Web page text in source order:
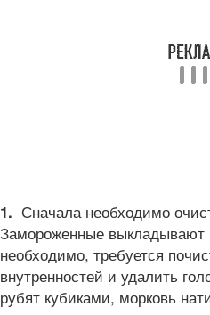
1. Сначала необходимо
Замороженные выкладывают
необходимо, требуется
внутренностей и удалить
рубят кубиками, морковь